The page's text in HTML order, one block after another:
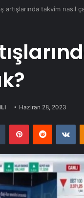
artışlarında takvim nasıl
Haziran 28, 2023
Tumblr PinterestReddit